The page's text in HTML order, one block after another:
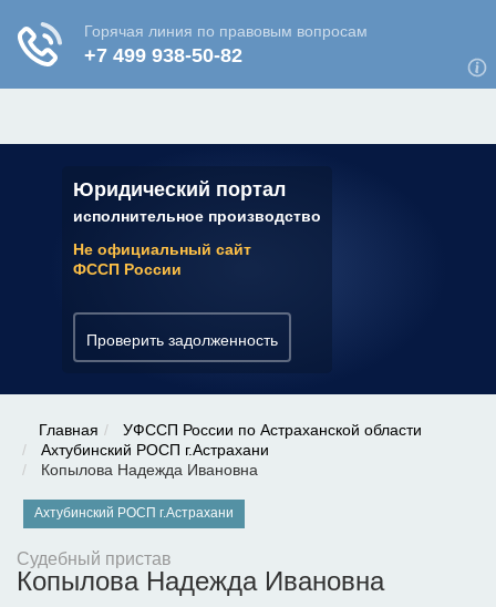
Юридический портал
исполнительное производство
Не официальный сайт
ФССП России
Проверить задолженность
✆ 7 (800) 350-22-64
Главная
УФССП России по Астраханской области
Ахтубинский РОСП г.Астрахани
Копылова Надежда Ивановна
Ахтубинский РОСП г.Астрахани
Судебный пристав
Копылова Надежда Ивановна